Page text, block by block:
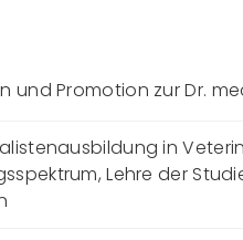
und Promotion zur Dr.
in
Lehre der